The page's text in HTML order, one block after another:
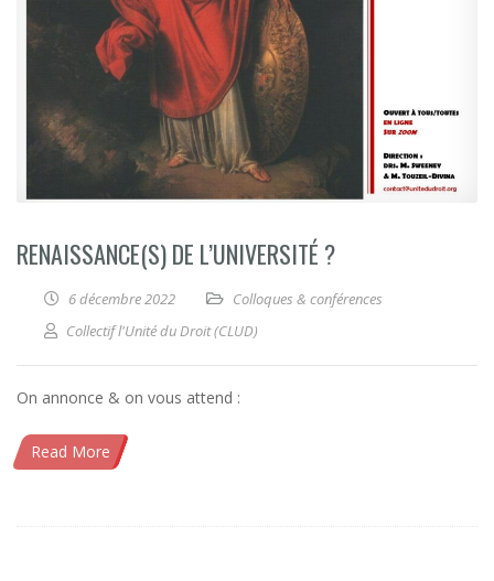
RENAISSANCE(S) DE L’UNIVERSITÉ ?
6 décembre 2022
Colloques & conférences
Collectif l'Unité du Droit (CLUD)
On annonce & on vous attend :
Read More